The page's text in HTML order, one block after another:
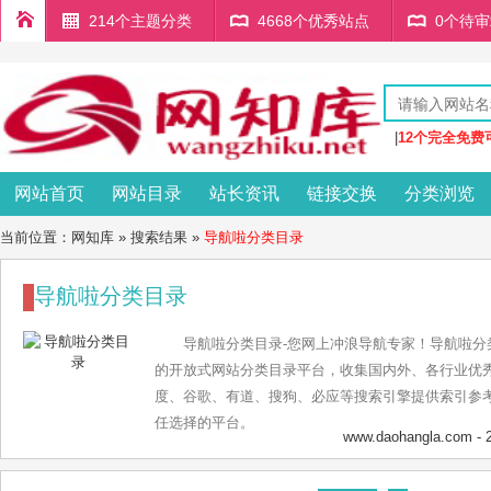
214个主题分类 4668个优秀站点 0个待
12个完全免费
网站首页 网站目录 站长资讯 链接交换 分类浏览
当前位置： 网知库 » 搜索结果 » 导航啦分类目录
导航啦分类目录
导航啦分类目录-您网上冲浪导航专家！导航啦
的开放式网站分类目录平台，收集国内外、各行业优
度、谷歌、有道、搜狗、必应等搜索引擎提供索引参
任选择的平台。
www.daohangla.com -